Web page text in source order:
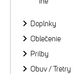
Doplnky
Oblečenie
Prilby
Obuv / Tretry